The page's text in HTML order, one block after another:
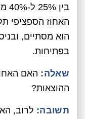
האחוז הספציפי
הוא מסתיים,
בפתיחות.
שאלה: האם
ההוצאות?
תשובה: לרוב,